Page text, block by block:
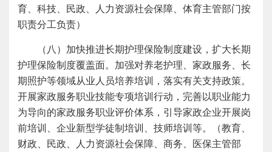
育、科技、民政、人力资源社会保障、体育主管部门按
职责分工负责）
（八）加快推进长期护理保险制度建设，扩大长期
护理保险制度覆盖面。加强对养老护理、家政服务、长
期照护等领域从业人员培养培训，落实有关支持政策。
开展家政服务职业技能专项培训行动，完善以职业能力
为导向的家政服务职业评价体系，引导家政企业开展岗
前培训、企业新型学徒制培训、技师培训等。（教育、
财政、民政、人力资源社会保障、商务、医保主管部